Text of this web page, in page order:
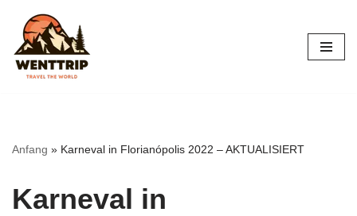
Zum
Inhalt
springen
Anfang » Karneval in Florianópolis 2022 – AKTUALISIERT
Karneval in